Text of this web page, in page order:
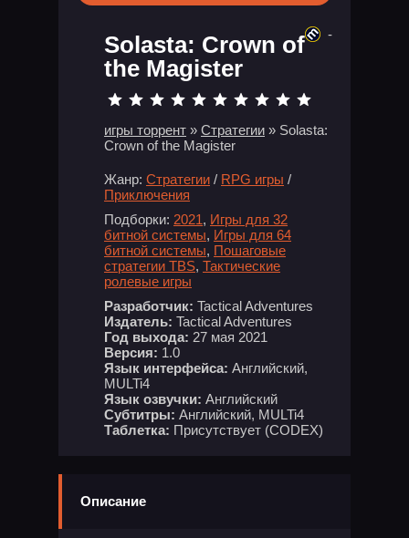
Solasta: Crown of
the Magister
игры торрент » Стратегии » Solasta:
Crown of the Magister
Жанр: Стратегии / RPG игры /
Приключения
Подборки: 2021, Игры для 32
битной системы, Игры для 64
битной системы, Пошаговые
стратегии TBS, Тактические
ролевые игры
Разработчик: Tactical Adventures
Издатель: Tactical Adventures
Год выхода: 27 мая 2021
Версия: 1.0
Язык интерфейса: Английский,
MULTi4
Язык озвучки: Английский
Субтитры: Английский, MULTi4
Таблетка: Присутствует (CODEX)
-
Описание